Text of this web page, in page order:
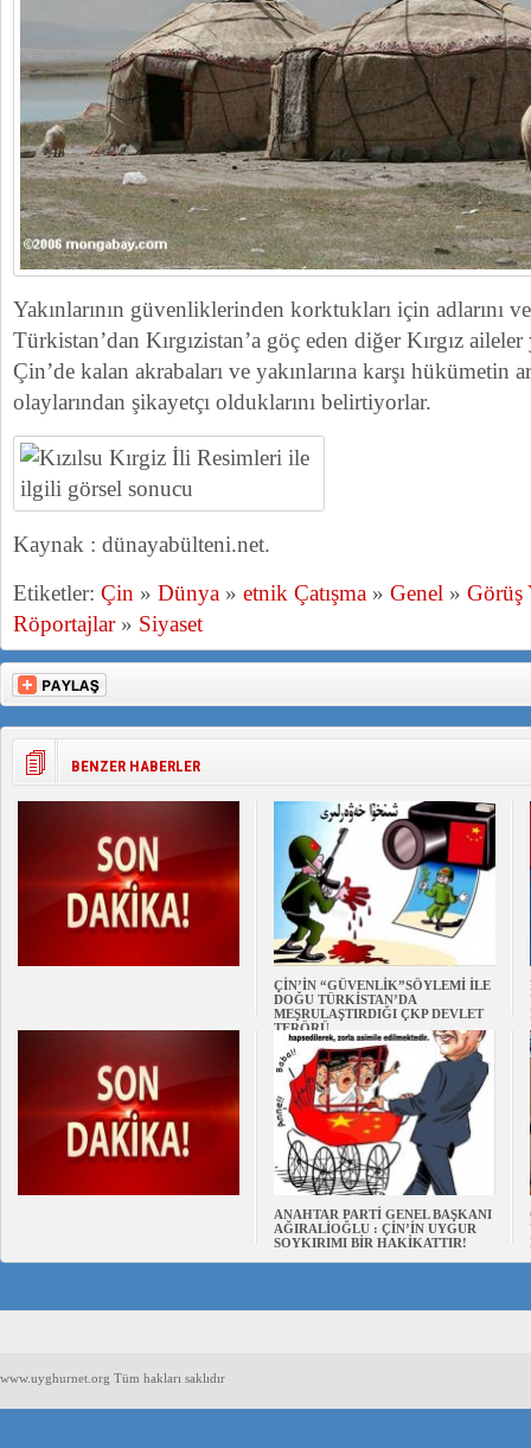
Yakınlarının güvenliklerinden korktukları için adlarını
Türkistan’dan Kırgızistan’a göç eden diğer Kırgız aileler
Çin’de kalan akrabaları ve yakınlarına karşı hükümetin
olaylarından şikayetçı olduklarını belirtiyorlar.
Kaynak : dünayabülteni.net.
Etiketler: Çin » Dünya » etnik Çatışma » Genel » Görüş
Röportajlar» Siyaset
BENZER HABERLER
ÇİN’İN “GÜVENLİK”SÖYLEMİ İLE
DOĞU TÜRKİSTAN’DA
MEŞRULAŞTIRDIĞI ÇKP DEVLET
TERÖRÜ
ANAHTAR PARTİ GENEL BAŞKANI
AĞIRALİOĞLU : ÇİN’İN UYGUR
SOYKIRIMI BİR HAKİKATTIR!
www.uyghurnet.org Tüm hakları saklıdır